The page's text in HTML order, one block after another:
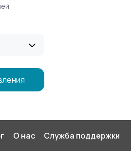
О нас Служба поддержки